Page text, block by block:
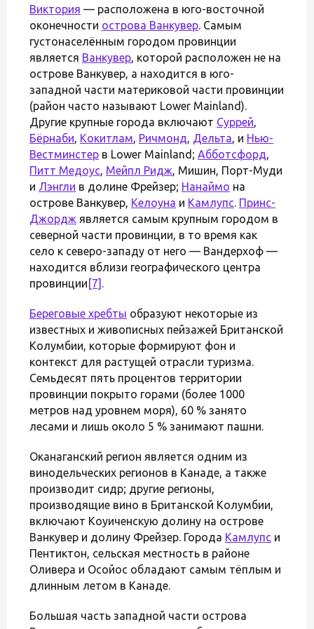
Виктория — расположена в юго-восточной
оконечности острова Ванкувер. Самым
густонаселённым городом провинции
является Ванкувер, которой расположен не на
острове Ванкувер, а находится в юго-
западной части материковой части провинции
(район часто называют Lower Mainland).
Другие крупные города включают Суррей,
Бёрнаби, Кокитлам, Ричмонд, Дельта, и Нью-
Вестминстер в Lower Mainland; Абботсфорд,
Питт Медоус, Мейпл Ридж, Мишин, Порт-Муди
и Лэнгли в долине Фрейзер; Нанаймо на
острове Ванкувер, Келоуна и Камлупс. Принс-
Джордж является самым крупным городом в
северной части провинции, в то время как
село к северо-западу от него — Вандерхоф —
находится вблизи географического центра
провинции [7] .
Береговые хребты образуют некоторые из
известных и живописных пейзажей Британской
Колумбии, которые формируют фон и
контекст для растущей отрасли туризма.
Семьдесят пять процентов территории
провинции покрыто горами (более 1000
метров над уровнем моря), 60 % занято
лесами и лишь около 5 % занимают пашни.
Оканаганский регион является одним из
винодельческих регионов в Канаде, а также
производит сидр; другие регионы,
производящие вино в Британской Колумбии,
включают Коуиченскую долину на острове
Ванкувер и долину Фрейзер. Города Камлупс и
Пентиктон, сельская местность в районе
Оливера и Осойос обладают самым тёплым и
длинным летом в Канаде.
Большая часть западной части острова